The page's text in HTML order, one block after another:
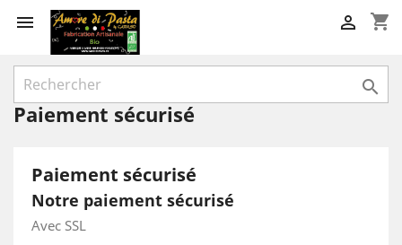
 shopping_cart


Paiement sécurisé
Paiement sécurisé
Notre paiement sécurisé
Avec SSL